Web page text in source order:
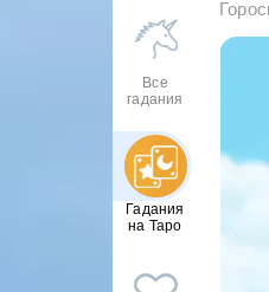
Все
гадания
Гадания
на Таро